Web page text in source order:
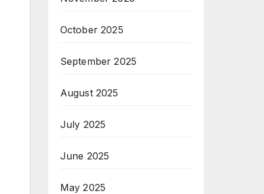
October 2025
September 2025
August 2025
July 2025
June 2025
May 2025